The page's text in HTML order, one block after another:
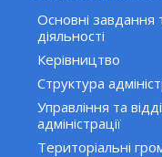
Основні завдання
діяльності
Керівництво
Структура
Управління та
адміністрації
Територіальні